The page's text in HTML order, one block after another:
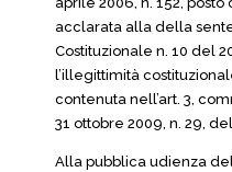
acclarata alla della
Costituzionale n. 10 del
l’illegittimità
contenuta nell’art. 3,
31 ottobre 2009, n. 29,
Alla pubblica udienza